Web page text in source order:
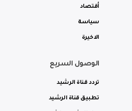
أقتصاد
سياسة
الاخيرة
الوصول السريع
تردد قناة الرشيد
تطبيق قناة الرشيد